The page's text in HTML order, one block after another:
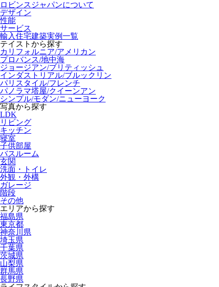
ロビンスジャパンについて
デザイン
性能
サービス
輸入住宅建築実例一覧
テイストから探す
カリフォルニア/アメリカン
プロバンス/地中海
ジョージアン/ブリティッシュ
インダストリアル/ブルックリン
パリスタイル/フレンチ
パノラマ塔屋/クイーンアン
シンプル/モダン/ニューヨーク
写真から探す
LDK
リビング
キッチン
寝室
子供部屋
バスルーム
玄関
洗面・トイレ
外観・外構
ガレージ
階段
その他
エリアから探す
福島県
東京都
神奈川県
埼玉県
千葉県
茨城県
山梨県
群馬県
長野県